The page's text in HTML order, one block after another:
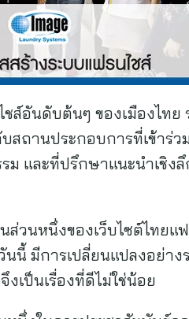
ส์อันดับต้นๆ ของเมืองไท
ถานประกอบการที่เข้าร่ว
ม และที่ปรึกษาแนะนำเชิง
วนหนึ่งของเว็บไซต์ไทยแ
นี้ มีการเปลี่ยนแปลงอย่าง
เป็นเรื่องที่ดีไม่ใช่น้อย